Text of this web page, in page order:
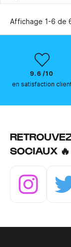
Affichage 1-6 de
9.6 /10
en satisfaction
SOCIAUX 🔥